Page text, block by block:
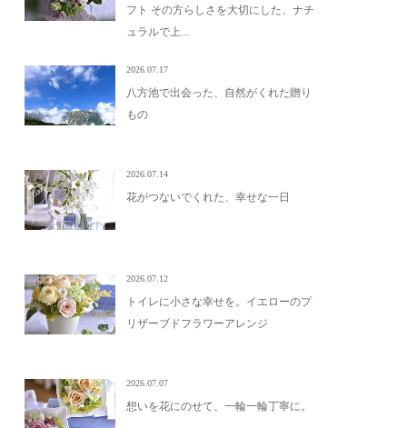
フト その方らしさを大切にした、ナチ
ュラルで上...
2026.07.17
八方池で出会った、自然がくれた贈り
もの
2026.07.14
花がつないでくれた、幸せな一日
2026.07.12
トイレに小さな幸せを。イエローのプ
リザーブドフラワーアレンジ
2026.07.07
想いを花にのせて、一輪一輪丁寧に。